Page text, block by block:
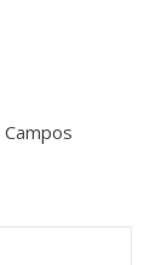
Campos